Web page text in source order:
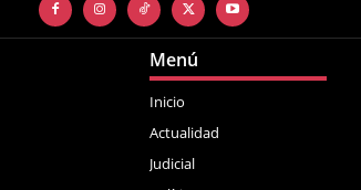
Menú
Inicio
Actualidad
Judicial